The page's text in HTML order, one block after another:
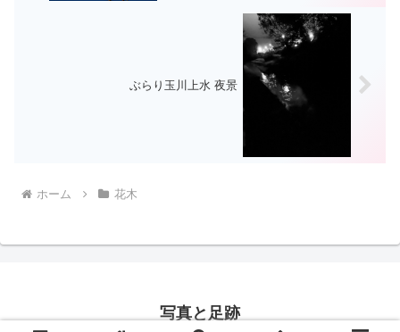
ぶらり玉川上水 夜景
ホーム 花木
写真と足跡